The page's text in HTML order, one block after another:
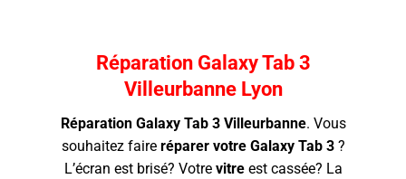
Réparation Galaxy Tab 3
Villeurbanne Lyon
Réparation Galaxy Tab 3 Villeurbanne. Vous
souhaitez faire réparer votre Galaxy Tab 3 ?
L’écran est brisé? Votre vitreest cassée? La